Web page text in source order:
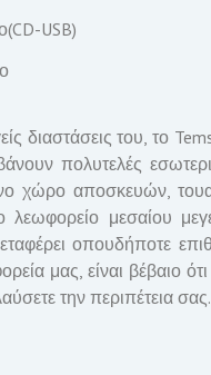
USB)
διαστάσεις του, το
πολυτελές
χώρο αποσκευών,
λεωφορείο μεσαίου
οπουδήποτε
μας, είναι βέβαιο
την περιπέτεια σας.